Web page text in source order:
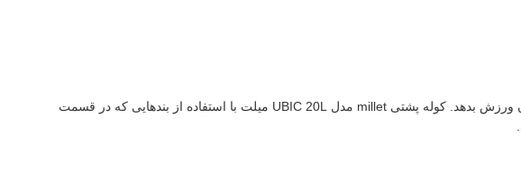
کوهنوردان و یا صخره نوردان نیاز به کوله‌پشتی مناسبی دارند تا به آن‌ها دسترسی سریعتری به وسایل و تجهیزات مورد نیاز‌شان در زمان ورزش بدهد. کوله پشتی millet مدل UBIC 20L میلت با استفاده از بندهایی که در قسمت